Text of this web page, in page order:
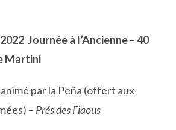
2022Journée à l’Ancienne – 40
Martini
par la Peña (offert aux
– Prés des Fiaous